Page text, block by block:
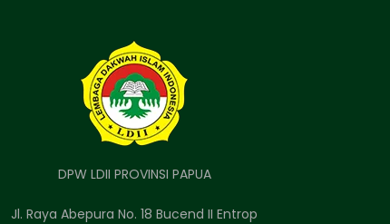
DPW LDII PROVINSI PAPUA
Jl. Raya Abepura No. 18 Bucend II Entrop